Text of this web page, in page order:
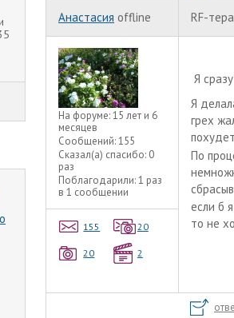
Анастасия offline RF-
На форуме:15 лет и 6
месяцев
Сообщений:155
Сказал(а) спасибо: 0
раз
Поблагодарили:1 раз
в 1 сообщении
155 20
20 2
Я
Я
грех
По
если б
то не